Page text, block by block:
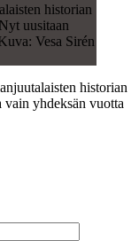
historian
uusitaan
Vesa Sirén
historian
vain yhdeksän vuotta